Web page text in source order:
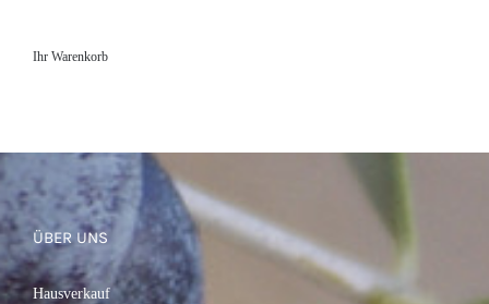
Ihr Warenkorb
ÜBER UNS
Hausverkauf